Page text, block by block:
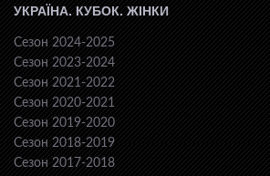
УКРАЇНА. КУБОК. ЖІНКИ
Сезон 2024-2025
Сезон 2023-2024
Сезон 2021-2022
Сезон 2020-2021
Сезон 2019-2020
Сезон 2018-2019
Сезон 2017-2018